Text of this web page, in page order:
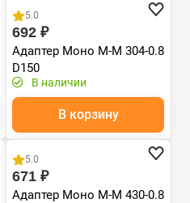
5.0
692 ₽
Адаптер Моно М-М 304-0.8
D150
В наличии
В корзину
5.0
671 ₽
Адаптер Моно М-М 430-0.8